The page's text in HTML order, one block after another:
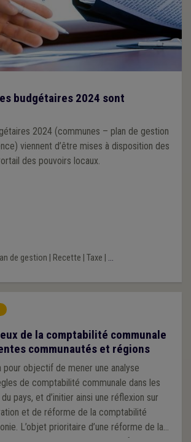
budgétaires 2024 sont
2024 (communes – plan de gestion
viennent d’être mises à disposition des
des pouvoirs locaux.
de gestion Recette Taxe ...
de la comptabilité communale
communautés et régions
pour objectif de mener une analyse
de comptabilité communale dans les
pays, et d’initier ainsi une réflexion sur
et de réforme de la comptabilité
L’objet prioritaire d’une réforme de la